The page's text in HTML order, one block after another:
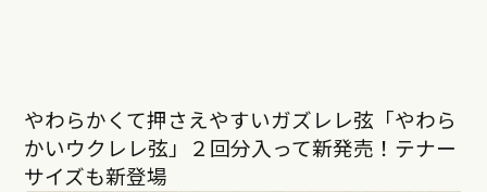
やわらかくて押さえやすいガズレレ弦「やわら
かいウクレレ弦」２回分入って新発売！テナー
サイズも新登場